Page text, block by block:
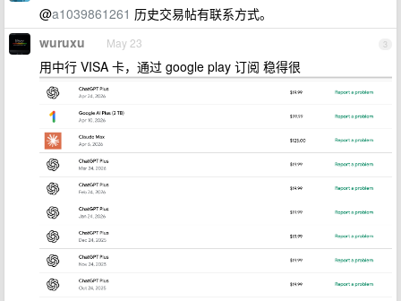
@a1039861261 历史交易帖有联系方式。
3
wuruxu May 23
用中行 VISA 卡，通过 google play 订阅 稳得很